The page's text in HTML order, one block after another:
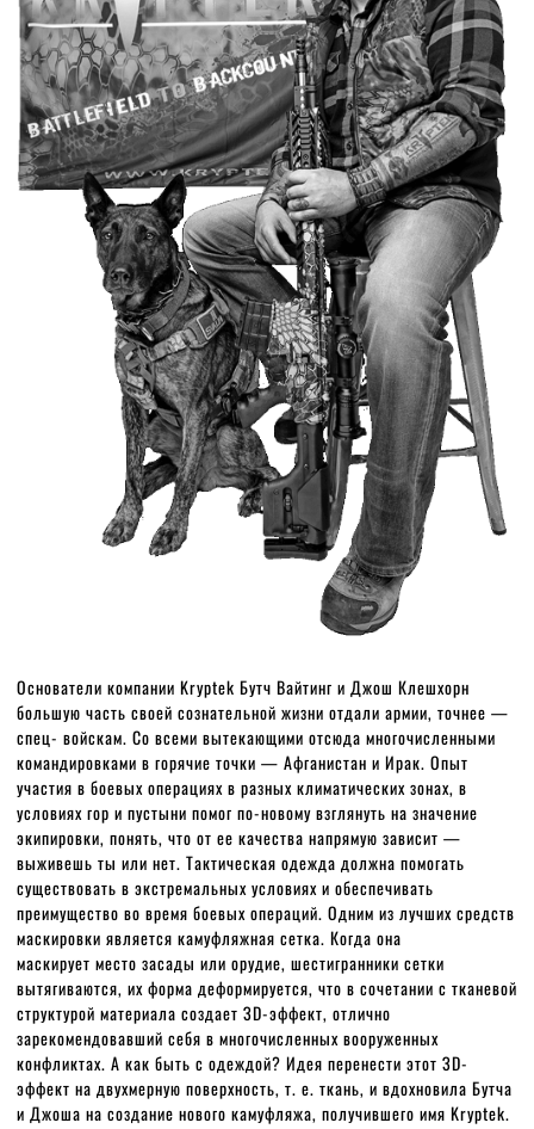
Основатели компании Kryptek Бутч Вайтинг и Джош Клешхорн
большую часть своей сознательной жизни отдали армии, точнее —
спец- войскам. Со всеми вытекающими отсюда многочисленными
командировками в горячие точки — Афганистан и Ирак. Опыт
участия в боевых операциях в разных климатических зонах, в
условиях гор и пустыни помог по-новому взглянуть на значение
экипировки, понять, что от ее качества напрямую зависит —
выживешь ты или нет. Тактическая одежда должна помогать
существовать в экстремальных условиях и обеспечивать
преимущество во время боевых операций. Одним из лучших средств
маскировки является камуфляжная сетка. Когда она
маскирует место засады или орудие, шестигранники сетки
вытягиваются, их форма деформируется, что в сочетании с тканевой
структурой материала создает ЗD-эффект, отлично
зарекомендовавший себя в многочисленных вооруженных
конфликтах. А как быть с одеждой? Идея перенести этот ЗD-
эффект на двухмерную поверхность, т. е. ткань, и вдохновила Бутча
и Джоша на создание нового камуфляжа, получившего имя Kryptek.